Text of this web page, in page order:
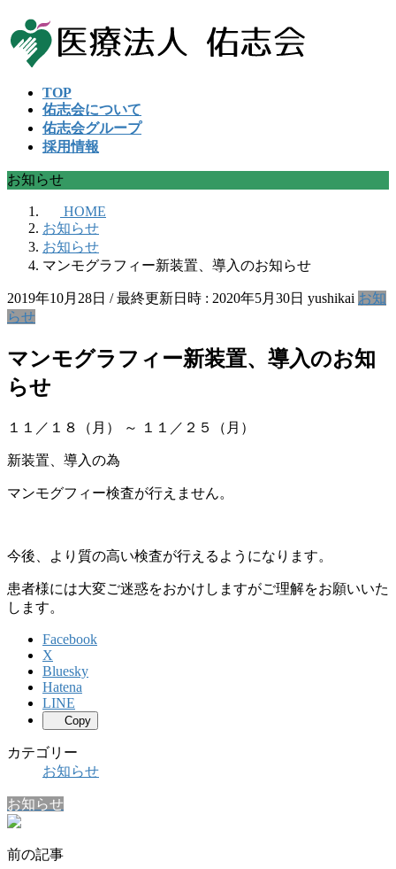
ン
ッ
プ
ビ
移
動
TOP
佑志会について
佑志会グループ
採用情報
お知らせ
HOME
お知らせ
お知らせ
マンモグラフィー新装置、導入のお知らせ
2019年10月28日 / 最終更新日時 : 2020年5月30日 yushikai お知
らせ
マンモグラフィー新装置、導入のお知
らせ
１１／１８（月） ～ １１／２５（月）
新装置、導入の為
マンモグフィー検査が行えません。
今後、より質の高い検査が行えるようになります。
患者様には大変ご迷惑をおかけしますがご理解をお願いいた
します。
Facebook
X
Bluesky
Hatena
LINE
Copy
カテゴリー
お知らせ
お知らせ
前の記事